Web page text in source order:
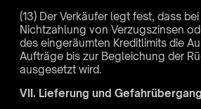
(13) Der Verkäufer legt fest, dass
Nichtzahlung von Verzugszinsen
des eingeräumten Kreditlimits die
Aufträge bis zur Begleichung der
ausgesetzt wird.
VII. Lieferung und Gefahrübergang